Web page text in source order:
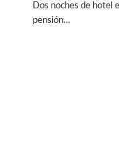
Dos noches de hotel
pensión…